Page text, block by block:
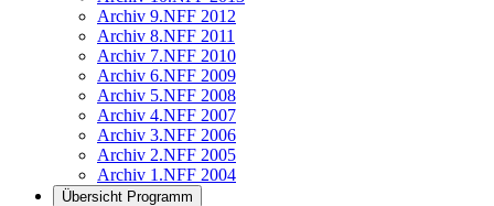
Archiv 9.NFF 2012
Archiv 8.NFF 2011
Archiv 7.NFF 2010
Archiv 6.NFF 2009
Archiv 5.NFF 2008
Archiv 4.NFF 2007
Archiv 3.NFF 2006
Archiv 2.NFF 2005
Archiv 1.NFF 2004
Übersicht Programm